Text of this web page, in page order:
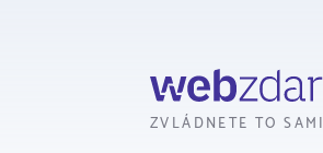
ZVLÁDNETE TO SAMI